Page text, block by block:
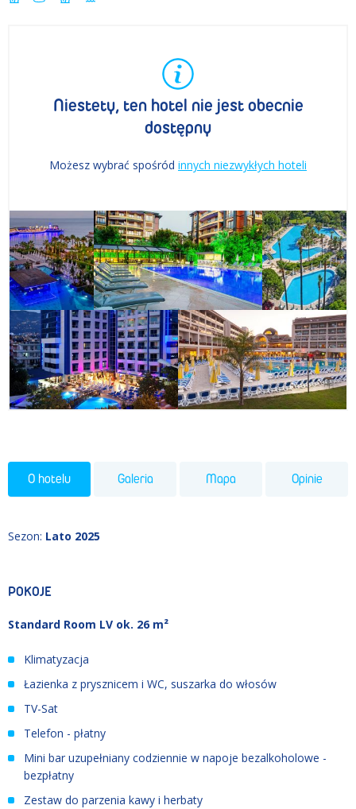
Niestety, ten hotel nie jest obecnie
dostępny
Możesz wybrać spośród innych niezwykłych hoteli
O hotelu Galeria Mapa Opinie
Sezon: Lato 2025
POKOJE
Standard Room LV ok. 26 m²
Klimatyzacja
Łazienka z prysznicem i WC, suszarka do włosów
TV-Sat
Telefon - płatny
Mini bar uzupełniany codziennie w napoje bezalkoholowe -
bezpłatny
Zestaw do parzenia kawy i herbaty